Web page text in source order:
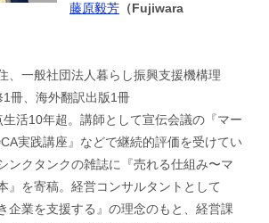
藤原毅芳 （Fujiwara
、一般社団法人暮らし振興支援機構理
冊、海外翻訳出版1冊
活10年超。講師として宣伝会議の『マー
実践講座』などで継続的評価を受けてい
ンクタンクの雑誌に『売れる仕組み〜マ
』を寄稿。経営コンサルタントとして
企業を支援する』の理念のもと、経営課